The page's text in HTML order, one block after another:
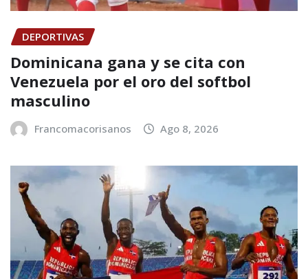
DEPORTIVAS
Dominicana gana y se cita con
Venezuela por el oro del softbol
masculino
Francomacorisanos Ago 8, 2026